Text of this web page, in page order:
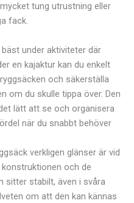
tung utrustning eller
fack.
bäst under aktiviteter där
en kajaktur kan du enkelt
och säkerställa
om du skulle tippa över. Den
lätt att se och organisera
när du snabbt behöver
verkligen glänser är vid
och de
sitter stabilt, även i svåra
om att den kan kännas